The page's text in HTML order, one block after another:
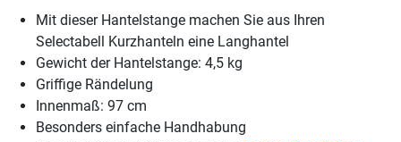
Mit dieser Hantelstange machen Sie aus Ihren
Selectabell Kurzhanteln eine Langhantel
Gewicht der Hantelstange: 4,5 kg
Griffige Rändelung
Innenmaß: 97 cm
Besonders einfache Handhabung